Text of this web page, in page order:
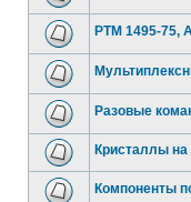
РТМ 1495-75,
Разовые
Кристаллы на
Компоненты